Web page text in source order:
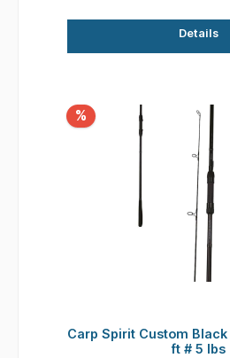
Details
%
Carp Spirit Custom Black
ft # 5 lbs